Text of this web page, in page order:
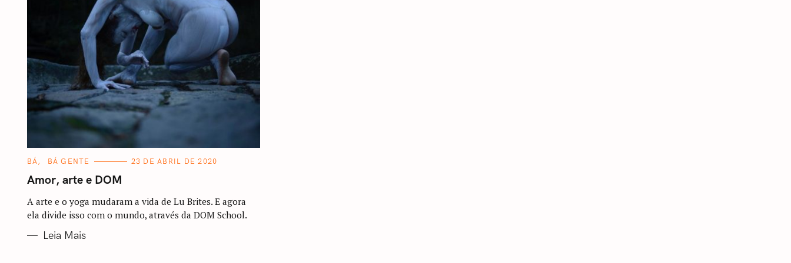
C
T
E
O
R
I
BÁ BÁ GENTE 23 DE ABRIL DE 2020
Amor, arte e DOM
A arte e o yoga mudaram a vida de Lu Brites. E agora
ela divide isso com o mundo, através da DOM School.
Leia Mais